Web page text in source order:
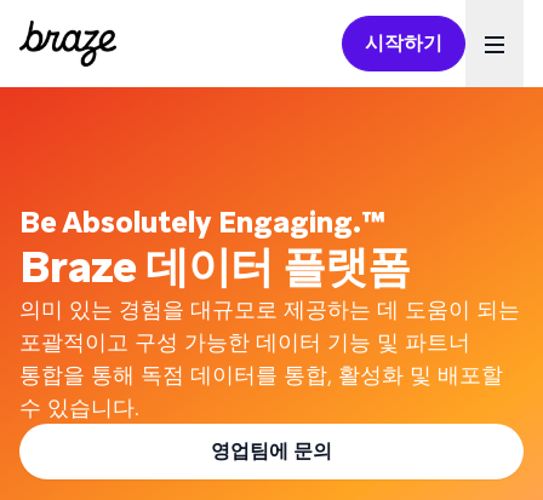
시작하기
Be Absolutely Engaging.™
Braze 데이터 플랫폼
의미 있는 경험을 대규모로 제공하는 데 도움이 되는
포괄적이고 구성 가능한 데이터 기능 및 파트너
통합을 통해 독점 데이터를 통합, 활성화 및 배포할
수 있습니다.
영업팀에 문의